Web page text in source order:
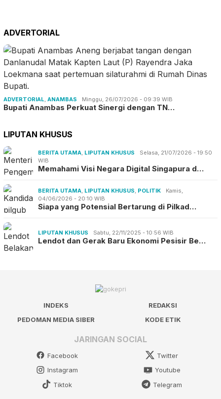
ADVERTORIAL
ADVERTORIAL, ANAMBAS Minggu, 26/07/2026 - 09:39 WIB
Bupati Anambas Perkuat Sinergi dengan TN…
LIPUTAN KHUSUS
BERITA UTAMA, LIPUTAN KHUSUS
Selasa, 21/07/2026 - 19:50
WIB
Memahami Visi Negara Digital Singapura d…
BERITA UTAMA, LIPUTAN KHUSUS, POLITIK
Kamis,
04/06/2026 - 20:10 WIB
Siapa yang Potensial Bertarung di Pilkad…
LIPUTAN KHUSUS Sabtu, 22/11/2025 - 10:56 WIB
Lendot dan Gerak Baru Ekonomi Pesisir Be…
INDEKS
REDAKSI
PEDOMAN MEDIA SIBER
KODE ETIK
JARINGAN SOCIAL
Facebook
Twitter
Instagram
Youtube
Tiktok
Telegram